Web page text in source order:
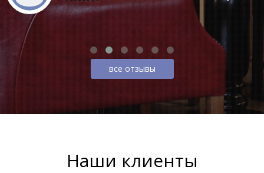
все отзывы
Наши клиенты